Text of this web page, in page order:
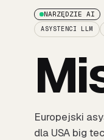
NARZĘDZIE AI
ASYSTENCI LLM
Europejski
dla USA big